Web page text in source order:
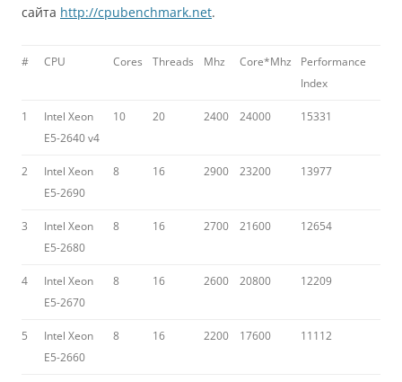
сайта http://cpubenchmark.net.
# CPU Cores Threads Mhz Core*Mhz
Performance
Index
1
Intel Xeon
E5-2640 v4
10 20 2400 24000 15331
2
Intel Xeon
E5-2690
8 16 2900 23200 13977
3
Intel Xeon
E5-2680
8 16 2700 21600 12654
4
Intel Xeon
E5-2670
8 16 2600 20800 12209
5
Intel Xeon
E5-2660
8 16 2200 17600 11112